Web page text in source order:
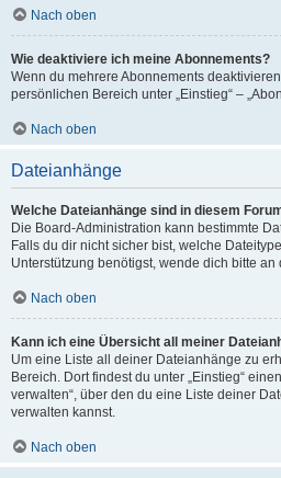
Nach oben
Wie deaktiviere ich meine Abonnements?
Wenn du mehrere Abonnements
persönlichen Bereich unter „Einstieg“ –
Nach oben
Dateianhänge
Welche Dateianhänge sind in diesem
Die Board-Administration kann bestimmte
Falls du dir nicht sicher bist, welche
Unterstützung benötigst, wende dich bitte
Nach oben
Kann ich eine Übersicht all meiner
Um eine Liste all deiner Dateianhänge zu
Bereich. Dort findest du unter „Einstieg“
verwalten“, über den du eine Liste deiner
verwalten kannst.
Nach oben